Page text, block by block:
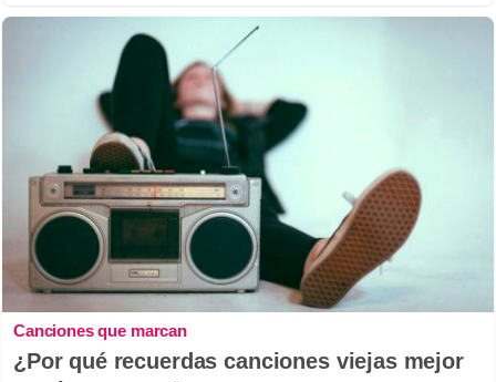
Canciones que marcan
¿Por qué recuerdas canciones viejas mejor